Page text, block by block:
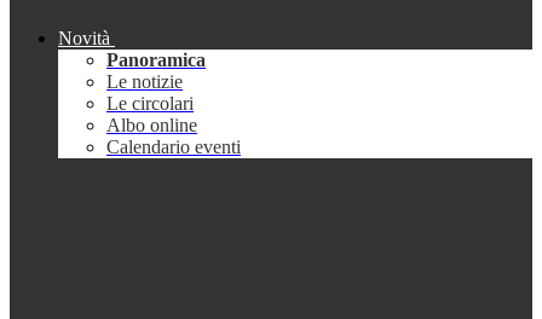
Novità
Panoramica
Le notizie
Le circolari
Albo online
Calendario eventi